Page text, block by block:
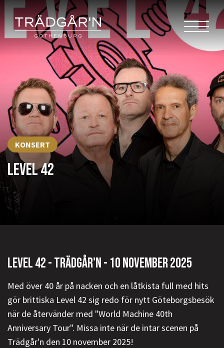
KONSERT
LEVEL 42
LEVEL 42 - TRÄDGÅR'N - 10 NOVEMBER 2025
Med över 40 år på nacken och en låtkista full med hits
gör brittiska Level 42 sig redo för nytt Göteborgsbesök
när de återvänder med "World Machine 40th
Anniversary Tour". Missa inte när de intar scenen på
Trädgår'n den 10 november 2025!